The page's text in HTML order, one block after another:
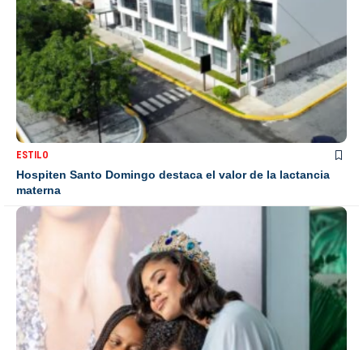
ESTILO
Hospiten Santo Domingo destaca el valor de la lactancia
materna